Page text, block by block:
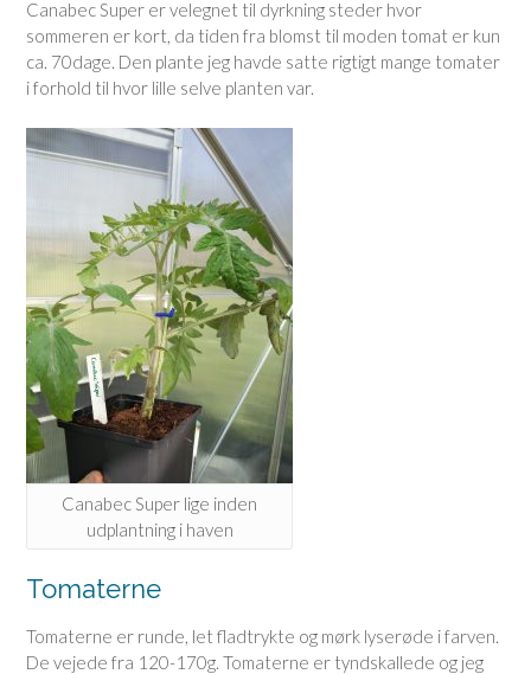
Canabec Super er velegnet til dyrkning steder hvor
sommeren er kort, da tiden fra blomst til moden tomat er kun
ca. 70dage. Den plante jeg havde satte rigtigt mange tomater
i forhold til hvor lille selve planten var.
Canabec Super lige inden
udplantning i haven
Tomaterne
Tomaterne er runde, let fladtrykte og mørk lyserøde i farven.
De vejede fra 120-170g. Tomaterne er tyndskallede og jeg